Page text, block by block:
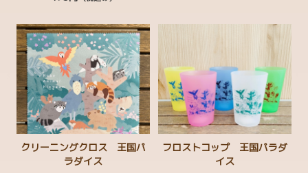
クッション・ファブリック
バッグ
キーホルダー・小物類
マグネット・缶バッジ
クリアファイル
クリーニングクロス 王国パ
ラダイス
フロストコップ 王国パラダ
イス